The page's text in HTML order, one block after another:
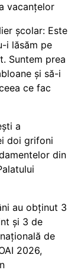
vacanțelor
școlar: Este
i lăsăm pe
Suntem prea
și să-i
ce fac
a
doi grifoni
din
au obținut 3
și 3 de
de
2026,